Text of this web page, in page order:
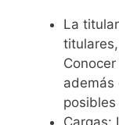
La
además
Cargas: